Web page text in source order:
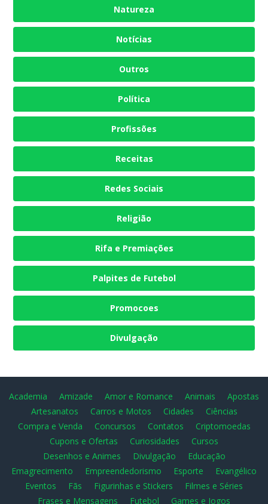
Natureza
Notícias
Outros
Política
Profissões
Receitas
Redes Sociais
Religião
Rifa e Premiações
Palpites de Futebol
Promocoes
Divulgação
Academia Amizade Amor e Romance Animais
Apostas
Artesanatos
Carros e Motos Cidades
Ciências
Compra e Venda
Concursos Contatos
Criptomoedas
Cupons e Ofertas
Curiosidades
Cursos
Desenhos e Animes
Divulgação
Educação
Emagrecimento
Empreendedorismo Esporte
Evangélico
Eventos
Fãs Figurinhas e Stickers
Filmes e Séries
Frases e Mensagens
Futebol Games e Jogos